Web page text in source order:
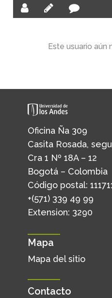
Este usuario aún
Oficina Ña 309
Casita Rosada,
Cra 1 Nº 18A – 12
Bogotá – Colombia
Código postal:
+(571) 339 49 99
Extension: 3290
Mapa
Mapa del sitio
Contacto